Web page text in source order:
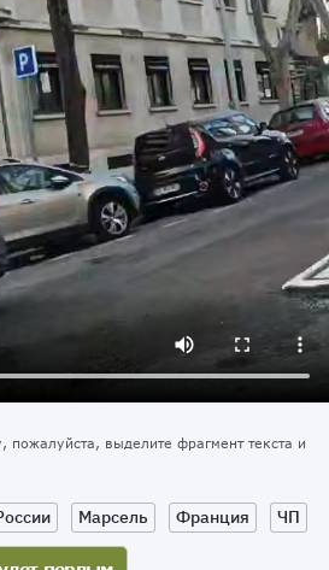
выделите фрагмент текста и
Марсель Франция ЧП